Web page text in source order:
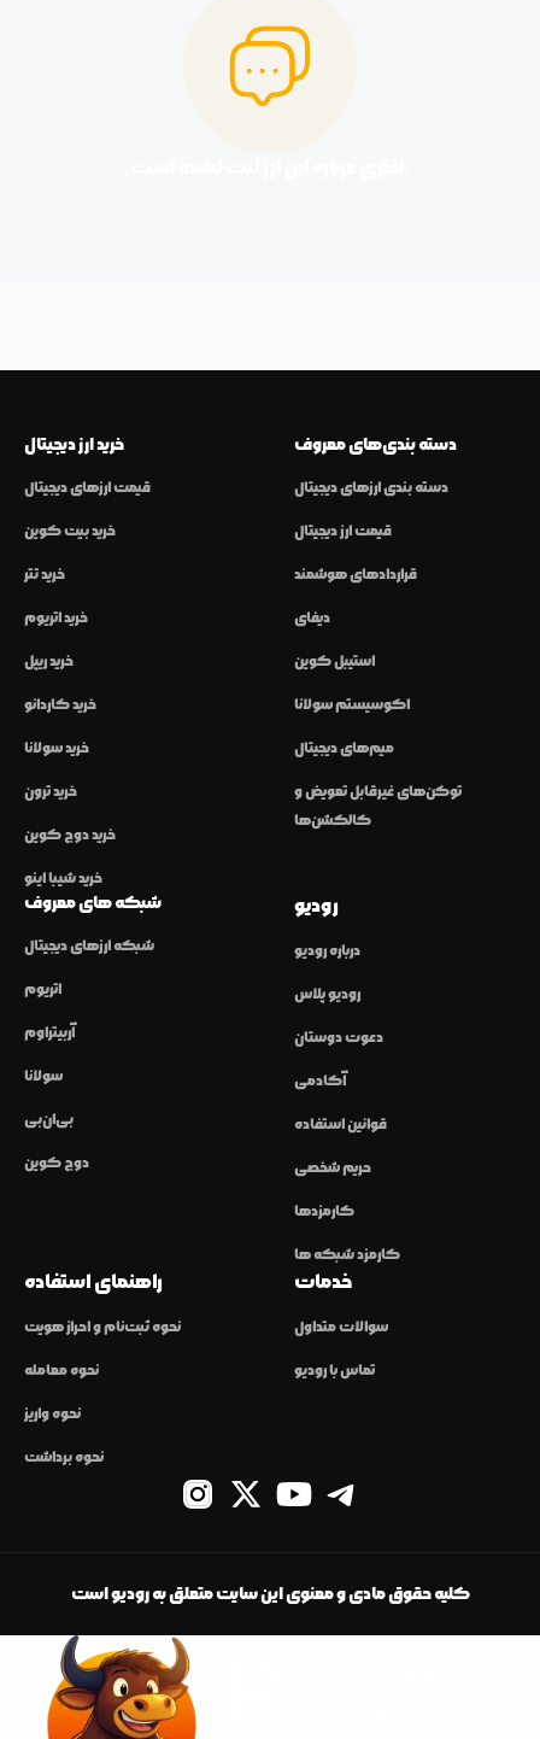
خرید ارز دیجیتال
قیمت ارزهای دیجیتال
خرید بیت کوین
خرید تتر
خرید اتریوم
خرید ریپل
خرید کاردانو
خرید سولانا
خرید ترون
خرید دوج کوین
خرید شیبا اینو
دسته بندی‌های معروف
دسته بندی ارزهای دیجیتال
قیمت ارز دیجیتال
قراردادهای هوشمند
دیفای
استیبل کوین
اکوسیستم سولانا
میم‌های دیجیتال
توکن‌های غیرقابل تعویض و
کالکشن‌ها
شبکه های معروف
شبکه ارزهای دیجیتال
اتریوم
آربیتراوم
سولانا
بی‌ان‌بی
دوج کوین
رودیو
درباره رودیو
رودیو پلاس
دعوت دوستان
آکادمی
قوانین استفاده
حریم شخصی
کارمزدها
کارمزد شبکه ها
راهنمای استفاده
نحوه ثبت‌نام و احراز هویت
نحوه معامله
نحوه واریز
نحوه برداشت
خدمات
سوالات متداول
تماس با رودیو
کلیه حقوق مادی و معنوی این سایت متعلق به رودیو است